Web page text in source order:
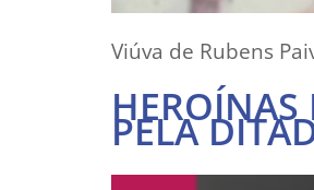
Viúva de Rubens
HEROÍNAS
PELA